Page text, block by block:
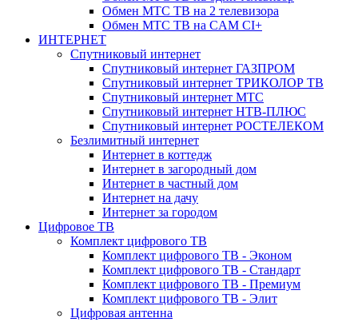
Обмен МТС ТВ на 2 телевизора
Обмен МТС ТВ на CAM CI+
ИНТЕРНЕТ
Спутниковый интернет
Спутниковый интернет ГАЗПРОМ
Спутниковый интернет ТРИКОЛОР ТВ
Спутниковый интернет МТС
Спутниковый интернет НТВ-ПЛЮС
Спутниковый интернет РОСТЕЛЕКОМ
Безлимитный интернет
Интернет в коттедж
Интернет в загородный дом
Интернет в частный дом
Интернет на дачу
Интернет за городом
Цифровое ТВ
Комплект цифрового ТВ
Комплект цифрового ТВ - Эконом
Комплект цифрового ТВ - Стандарт
Комплект цифрового ТВ - Премиум
Комплект цифрового ТВ - Элит
Цифровая антенна